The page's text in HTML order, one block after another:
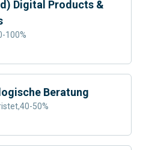
Digital Products &
100%
Beratung
,40-50%